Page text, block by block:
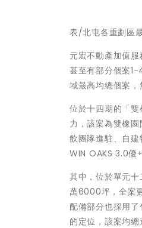
表/北屯各重劃區
元宏不動產加值
甚至有部分個案
域最高均總個案，
位於十四期的「
力，該案為雙橡
飲團隊進駐、自建
WIN OAKS 3.0優
其中，位於單元
萬6000坪，全案
配備部分也採用
的定位，該案均